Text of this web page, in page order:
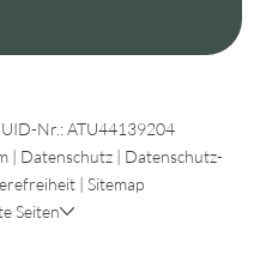
UID-Nr.: ATU44139204
| Datenschutz | Datenschutz-
| Sitemap
Seiten